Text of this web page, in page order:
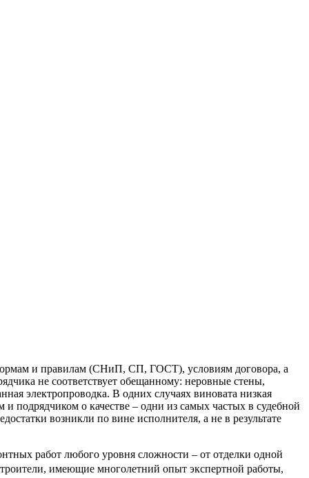
и правилам (СНиП, СП, ГОСТ), условиям договора, а
не соответствует обещанному: неровные стены,
электропроводка. В одних случаях виновата низкая
подрядчиком о качестве – одни из самых частых в судебной
возникли по вине исполнителя, а не в результате
работ любого уровня сложности – от отделки одной
имеющие многолетний опыт экспертной работы,